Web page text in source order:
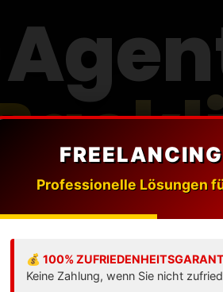
Professionelle Lösungen
💰 100%
Keine Zahlung, wenn Sie nicht
die besten
Aufbau, Digital PR
Rankings.